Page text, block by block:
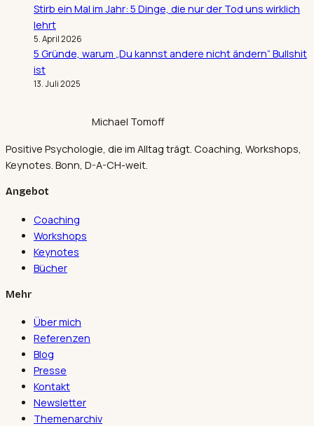
Stirb ein Mal im Jahr: 5 Dinge, die nur der Tod uns wirklich
lehrt
5. April 2026
5 Gründe, warum „Du kannst andere nicht ändern“ Bullshit
ist
13. Juli 2025
Michael Tomoff
Positive Psychologie, die im Alltag trägt. Coaching, Workshops,
Keynotes. Bonn, D-A-CH-weit.
Angebot
Coaching
Workshops
Keynotes
Bücher
Mehr
Über mich
Referenzen
Blog
Presse
Kontakt
Newsletter
Themenarchiv